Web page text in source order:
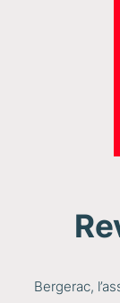
Bergerac,